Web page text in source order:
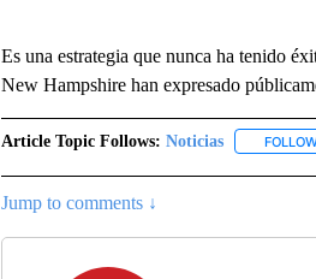
Es una estrategia que nunca ha tenido
New Hampshire han expresado
Article Topic Follows: Noticias
Jump to comments ↓